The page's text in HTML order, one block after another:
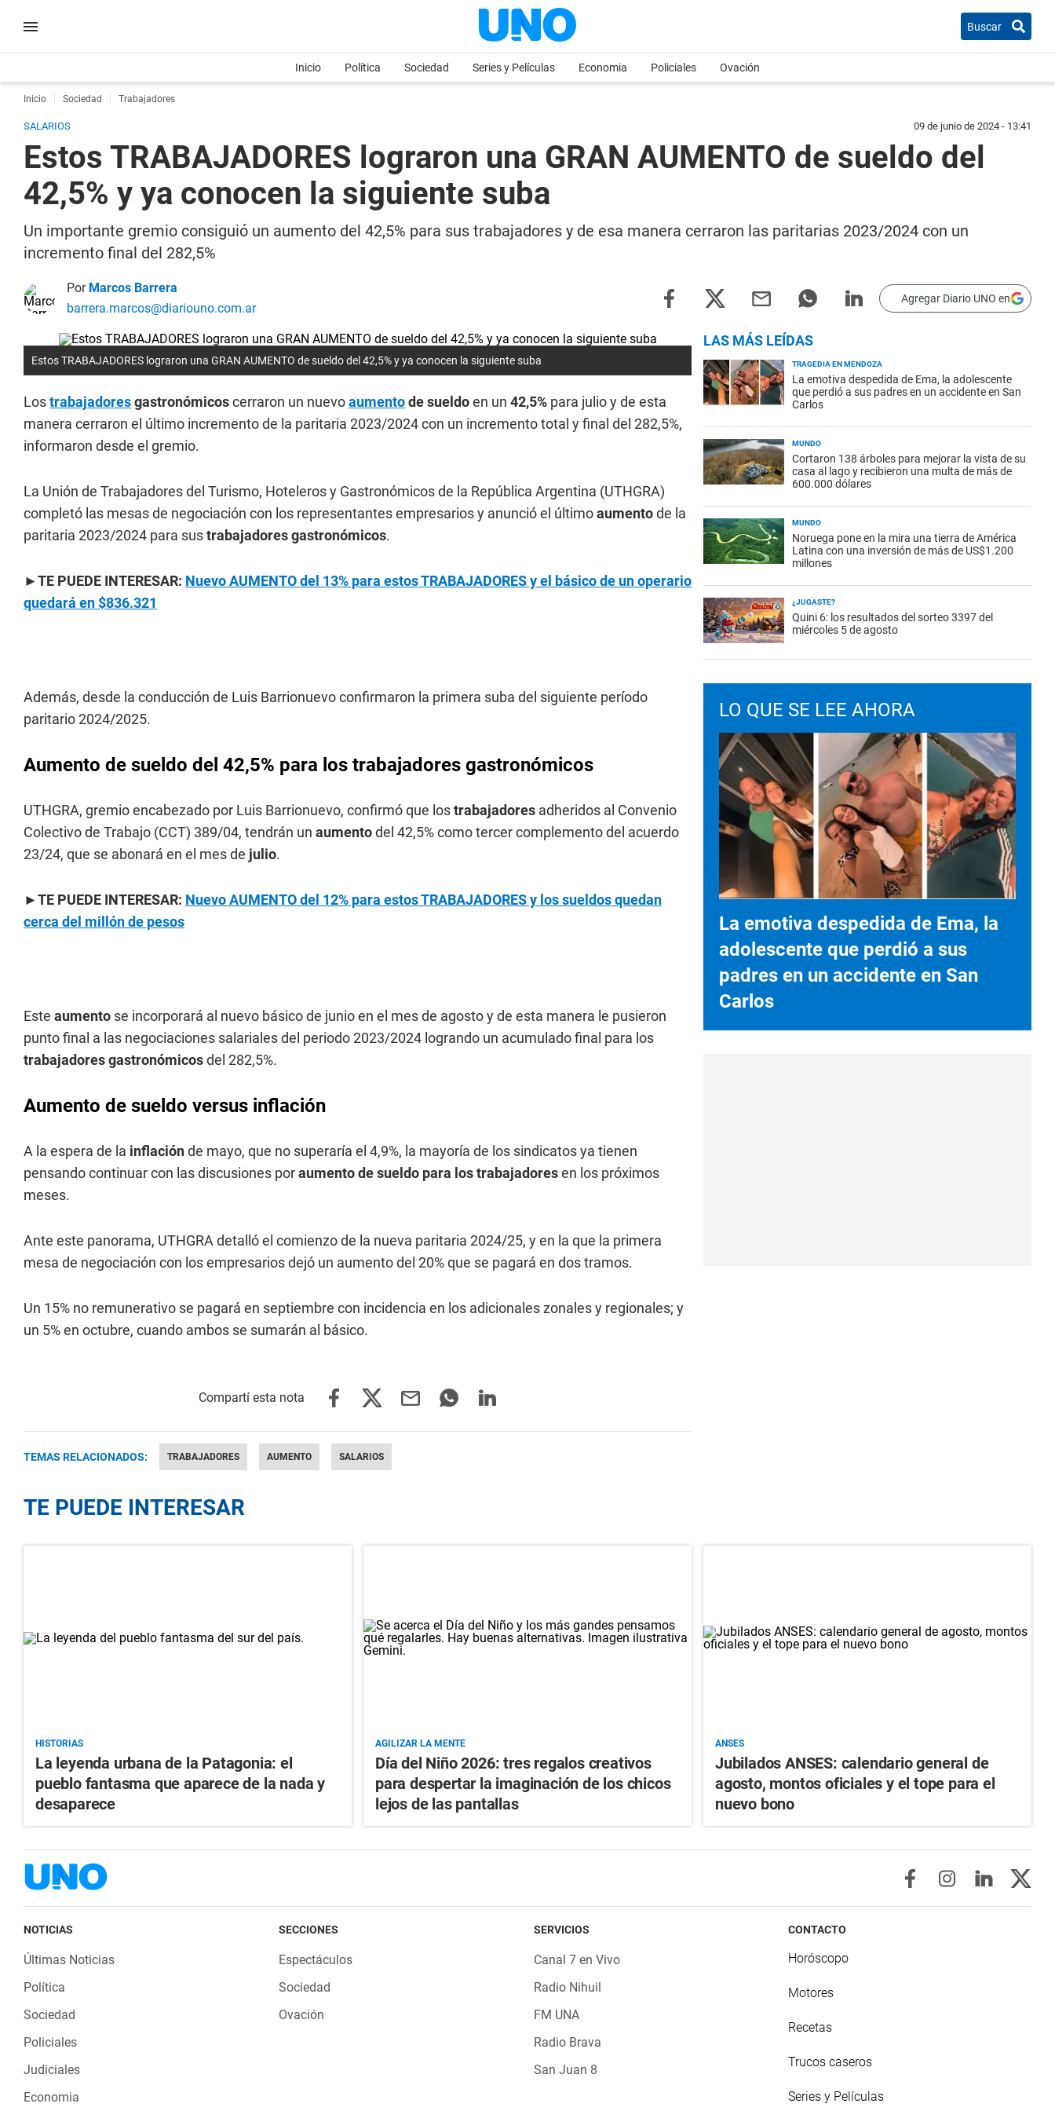
Buscar
Inicio Política Sociedad Series y Películas Economia Policiales Ovación
Inicio Sociedad Trabajadores
SALARIOS 09 de junio de 2024 - 13:41
Estos TRABAJADORES lograron una GRAN AUMENTO de sueldo del
42,5% y ya conocen la siguiente suba
Un importante gremio consiguió un aumento del 42,5% para sus trabajadores y de esa manera cerraron las paritarias 2023/2024 con un
incremento final del 282,5%
Por Marcos Barrera
barrera.marcos@diariouno.com.ar
Agregar Diario UNO en
Estos TRABAJADORES lograron una GRAN AUMENTO de sueldo del 42,5% y ya conocen la siguiente suba
Lostrabajadoresgastronómicoscerraron un nuevoaumentode sueldoen un 42,5% para julio y de esta
manera cerraron el último incremento de la paritaria 2023/2024 con un incremento total y final del 282,5%,
informaron desde el gremio.
La Unión de Trabajadores del Turismo, Hoteleros y Gastronómicos de la República Argentina (UTHGRA)
completó las mesas de negociación con los representantes empresarios y anunció el últimoaumentode la
paritaria 2023/2024 para sustrabajadores gastronómicos.
►TE PUEDE INTERESAR: Nuevo AUMENTO del 13% para estos TRABAJADORES y el básico de un operario
quedará en $836.321
Además, desde la conducción de Luis Barrionuevo confirmaron la primera suba del siguiente período
paritario 2024/2025.
Aumento de sueldo del 42,5% para los trabajadores gastronómicos
UTHGRA, gremio encabezado por Luis Barrionuevo, confirmó que lostrabajadores adheridos al Convenio
Colectivo de Trabajo (CCT) 389/04, tendrán un aumentodel 42,5% como tercer complemento del acuerdo
23/24, que se abonará en el mes de julio.
►TE PUEDE INTERESAR: Nuevo AUMENTO del 12% para estos TRABAJADORES y los sueldos quedan
cerca del millón de pesos
Este aumento se incorporará al nuevo básico de junio en el mes de agosto y de esta manera le pusieron
punto final a las negociaciones salariales del periodo 2023/2024 logrando un acumulado final para los
trabajadores gastronómicosdel 282,5%.
Aumento de sueldo versus inflación
A la espera de la inflaciónde mayo, que no superaría el 4,9%, la mayoría de los sindicatos ya tienen
pensando continuar con las discusiones poraumento de sueldo para los trabajadoresen los próximos
meses.
Ante este panorama, UTHGRA detalló el comienzo de la nueva paritaria 2024/25, y en la que la primera
mesa de negociación con los empresarios dejó un aumento del 20% que se pagará en dos tramos.
Un 15% no remunerativo se pagará en septiembre con incidencia en los adicionales zonales y regionales; y
un 5% en octubre, cuando ambos se sumarán al básico.
TEMAS RELACIONADOS: TRABAJADORES AUMENTO SALARIOS
LAS MÁS LEÍDAS
TRAGEDIA EN MENDOZA
La emotiva despedida de Ema, la adolescente
que perdió a sus padres en un accidente en San
Carlos
MUNDO
Cortaron 138 árboles para mejorar la vista de su
casa al lago y recibieron una multa de más de
600.000 dólares
MUNDO
Noruega pone en la mira una tierra de América
Latina con una inversión de más de US$1.200
millones
¿JUGASTE?
Quini 6: los resultados del sorteo 3397 del
miércoles 5 de agosto
LO QUE SE LEE AHORA
La emotiva despedida de Ema, la
adolescente que perdió a sus
padres en un accidente en San
Carlos
TE PUEDE INTERESAR
HISTORIAS
La leyenda urbana de la Patagonia: el
pueblo fantasma que aparece de la nada y
desaparece
AGILIZAR LA MENTE
Día del Niño 2026: tres regalos creativos
para despertar la imaginación de los chicos
lejos de las pantallas
ANSES
Jubilados ANSES: calendario general de
agosto, montos oficiales y el tope para el
nuevo bono
NOTICIAS
Últimas Noticias
Política
Sociedad
Policiales
Judiciales
Economia
SECCIONES
Espectáculos
Sociedad
Ovación
SERVICIOS
Canal 7 en Vivo
Radio Nihuil
FM UNA
Radio Brava
San Juan 8
CONTACTO
Horóscopo
Motores
Recetas
Trucos caseros
Series y Películas